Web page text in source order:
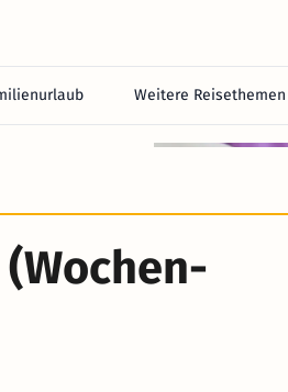
Weitere Reisethemen